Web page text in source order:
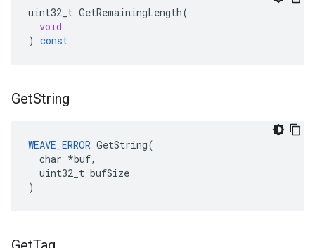
uint32_t GetRemainingLength(
void
) const
GetString
WEAVE_ERROR GetString(
  char *buf,
  uint32_t bufSize
)